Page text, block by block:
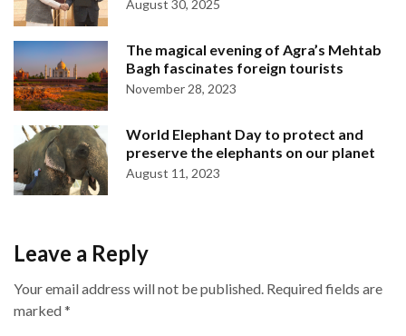
August 30, 2025
The magical evening of Agra’s Mehtab
Bagh fascinates foreign tourists
November 28, 2023
World Elephant Day to protect and
preserve the elephants on our planet
August 11, 2023
Leave a Reply
Your email address will not be published. Required fields are
marked*